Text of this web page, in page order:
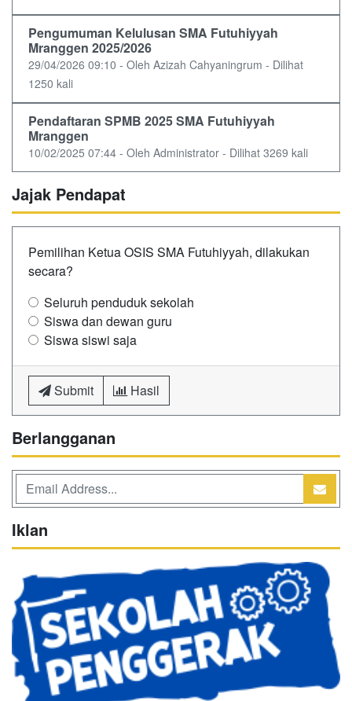
Pengumuman Kelulusan SMA Futuhiyyah
Mranggen 2025/2026
29/04/2026 09:10 - Oleh Azizah Cahyaningrum - Dilihat
1250 kali
Pendaftaran SPMB 2025 SMA Futuhiyyah
Mranggen
10/02/2025 07:44 - Oleh Administrator - Dilihat 3269 kali
Jajak Pendapat
Pemilihan Ketua OSIS SMA Futuhiyyah, dilakukan
secara?
Seluruh penduduk sekolah
Siswa dan dewan guru
Siswa siswi saja
Submit Hasil
Berlangganan
Iklan